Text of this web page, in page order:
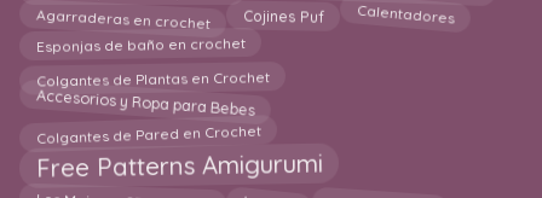
Agarraderas en crochet Cojines Puf Calentadores
Esponjas de baño en crochet
Colgantes de Plantas en Crochet
Accesorios y Ropa para Bebes
Colgantes de Pared en Crochet
Free Patterns Amigurumi